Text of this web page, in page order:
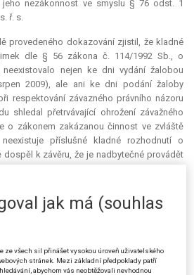
jeho nezákonnost ve smyslu § 76 odst. 1
ř. s.
provedeného dokazování zjistil, že kladné
dle § 56 zákona č. 114/1992 Sb., o
nejen ke dni vydání žalobou
2009), ale ani ke dni podání žaloby
respektování závazného právního názoru
shledal přetrvávající ohrožení závažného
o zákonem zakázanou činnost ve zvláště
příslušné kladné rozhodnutí o
dospěl k závěru, že je nadbytečné provádět
že jde o zákonem zakázanou činnost ve
je dán závažný veřejný zájem na podání
akcentoval skutečnosti vyplývající z
paní Květuše K., jako vedoucí odboru
Městského úřadu v Duchcově, a Lenka B.,
jak má (souhlas
ze všech sil přinášet vysokou úroveň uživatelského
stránek. Mezi základní předpoklady patří
abychom vás neobtěžovali nevhodnou